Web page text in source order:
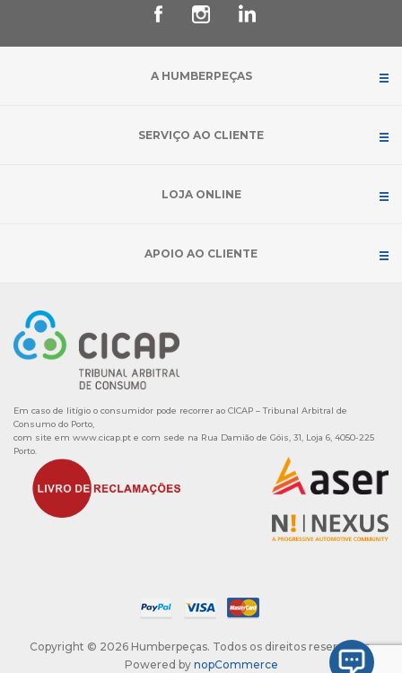
A HUMBERPEÇAS
SERVIÇO AO CLIENTE
LOJA ONLINE
APOIO AO CLIENTE
Em caso de litígio o consumidor pode recorrer ao CICAP – Tribunal Arbitral de
Consumo do Porto,
com site em www.cicap.pt e com sede na Rua Damião de Góis, 31, Loja 6, 4050-225
Porto.
Copyright © 2026 Humberpeças. Todos os direitos reservados.
Powered by nopCommerce